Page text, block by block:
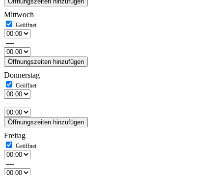
Mittwoch
—
Öffnungszeiten hinzufügen
Donnerstag
—
Öffnungszeiten hinzufügen
Freitag
—